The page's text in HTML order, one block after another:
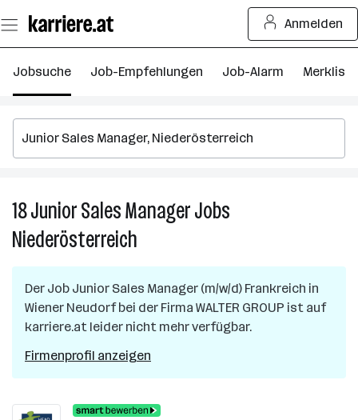
Seiteninhalt
springen
Anmelden
Jobsuche Job-Empfehlungen Job-Alarm Merkliste
18Junior Sales ManagerJobs
Niederösterreich
Der Job Junior Sales Manager (m/w/d) Frankreich in
Wiener Neudorfbei der Firma WALTER GROUP ist auf
karriere.at leider nicht mehr verfügbar.
Firmenprofil anzeigen